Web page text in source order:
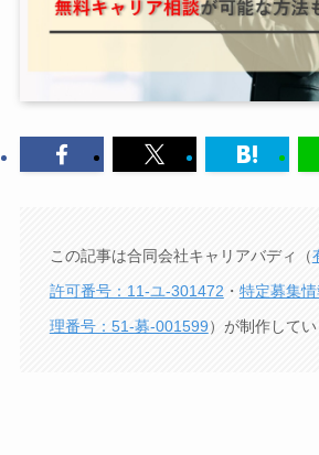
この記事は合同会社キャリアバディ（
許可番号：11-ユ-301472 ・ 特定募集
理番号：51-募-001599）が制作してい